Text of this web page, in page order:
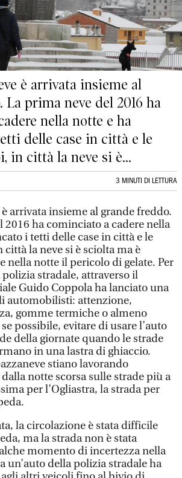
è arrivata insieme al
La prima neve del 2016 ha
nella notte e ha
delle case in città e le
in città la neve si è...
3 MINUTI DI LETTURA
arrivata insieme al grande freddo.
2016 ha cominciato a cadere nella
i tetti delle case in città e le
città la neve si è sciolta ma è
nella notte il pericolo di gelate. Per
stradale, attraverso il
Guido Coppola ha lanciato una
automobilisti: attenzione,
gomme termiche o almeno
possibile, evitare di usare l’auto
della giornate quando le strade
in una lastra di ghiaccio.
stiano lavorando
notte scorsa sulle strade più a
per l’Ogliastra, la strada per
la circolazione è stata difficile
ma la strada non è stata
momento di incertezza nella
un’auto della polizia stradale ha